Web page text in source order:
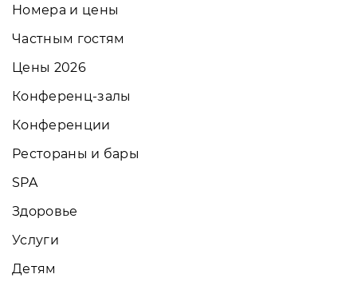
Номера и цены
Частным гостям
Цены 2026
Конференц-залы
Конференции
Рестораны и бары
SPA
Здоровье
Услуги
Детям